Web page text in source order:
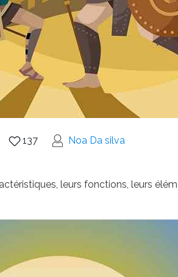
137 Noa Da silva
leurs fonctions, leurs